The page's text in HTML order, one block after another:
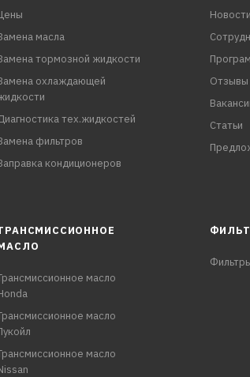
масла
тормозной жидкости
охлаждающей
тех.жидкостей
фильтров
кондиционеров
Новости
Отзывы
Статьи
масло
масло
масло